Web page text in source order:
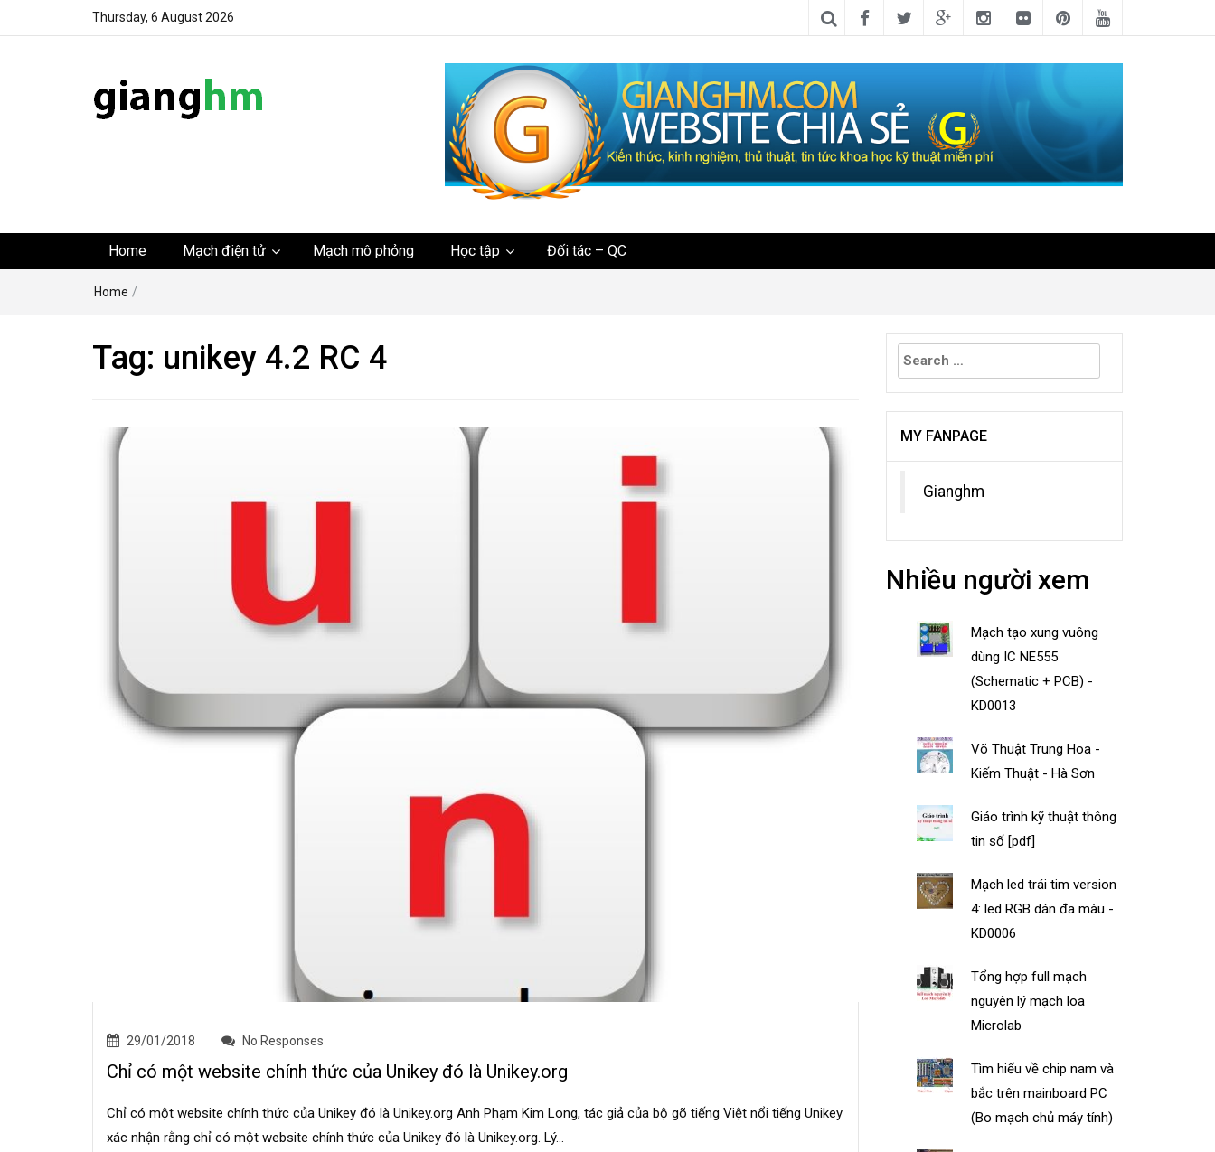
Thursday, 6 August 2026
Home Mạch điện tử Mạch mô phỏng Học tập Đối tác – QC
Home /
Tag: unikey 4.2 RC 4
29/01/2018 No Responses
Chỉ có một website chính thức của Unikey đó là Unikey.org
Chỉ có một website chính thức của Unikey đó là Unikey.org Anh Phạm Kim Long, tác giả của bộ gõ tiếng Việt nổi tiếng Unikey
xác nhận rằng chỉ có một website chính thức của Unikey đó là Unikey.org. Lý...
Search
for:
MY FANPAGE
Gianghm
Nhiều người xem
Mạch tạo xung vuông
dùng IC NE555
(Schematic + PCB) -
KD0013
Võ Thuật Trung Hoa -
Kiếm Thuật - Hà Sơn
Giáo trình kỹ thuật thông
tin số [pdf]
Mạch led trái tim version
4: led RGB dán đa màu -
KD0006
Tổng hợp full mạch
nguyên lý mạch loa
Microlab
Tìm hiểu về chip nam và
bắc trên mainboard PC
(Bo mạch chủ máy tính)